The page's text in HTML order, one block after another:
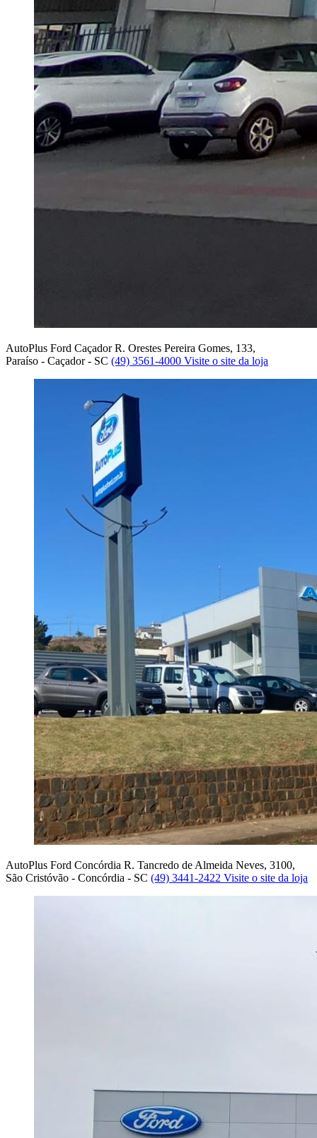
AutoPlus Ford CaçadorR. Orestes Pereira Gomes, 133,
Paraíso - Caçador - SC (49) 3561-4000 Visite o site da loja
AutoPlus Ford Concórdia R. Tancredo de Almeida Neves, 3100,
São Cristóvão - Concórdia - SC (49) 3441-2422 Visite o site da loja